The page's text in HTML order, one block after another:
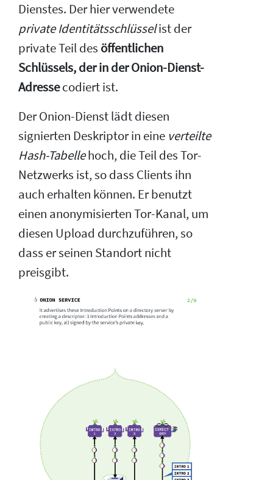
Dienstes. Der hier verwendete
private Identitätsschlüsselist der
private Teil des öffentlichen
Schlüssels, der in der Onion-Dienst-
Adressecodiert ist.
Der Onion-Dienst lädt diesen
signierten Deskriptor in eine verteilte
Hash-Tabellehoch, die Teil des Tor-
Netzwerks ist, so dass Clients ihn
auch erhalten können. Er benutzt
einen anonymisierten Tor-Kanal, um
diesen Upload durchzuführen, so
dass er seinen Standort nicht
preisgibt.